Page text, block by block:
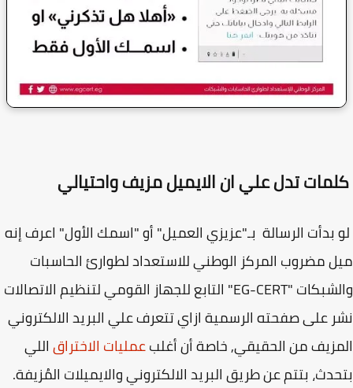
تدل علي ان الايميل مزيف واحتيالي
الرسالة بـ"عزيزي العميل" أو "اسمك الأول" اعرف إنه
مضروب المركز الوطني للاستعداد لطوارئ الحاسبات
والشبكات "EG-CERT" التابع للجهاز القومي لتنظيم الاتصالات
على صفحته الرسمية ازاي تتعرف علي البريد الالكتروني
من الحقيقي, خاصة أن أغلبعمليات الاختراقاللي
بتتم عن طريق البريد الالكتروني والايميلات المُزيفة.